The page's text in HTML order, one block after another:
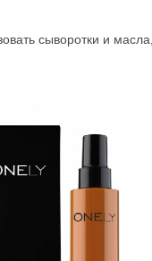
сыворотки и